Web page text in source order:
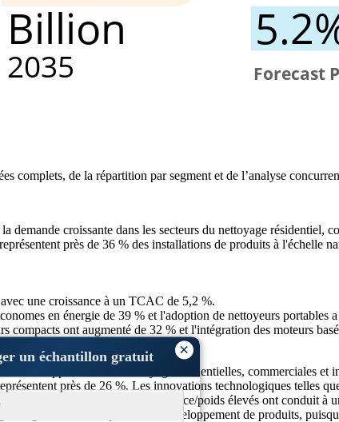
×
un échantillon gratuit
complets, de la répartition par segment et de l’analyse
croissante dans les secteurs du nettoyage résidentiel,
près de 36 % des installations de produits à l'échelle
une croissance à un TCAC de 5,2 %.
en énergie de 39 % et l'adoption de nettoyeurs portables
compacts ont augmenté de 32 % et l'intégration des moteurs
les applications de nettoyage résidentielles, commerciales et
près de 26 %. Les innovations technologiques telles
avec des rapports puissance/poids élevés ont conduit à
a également un impact sur le développement de produits,